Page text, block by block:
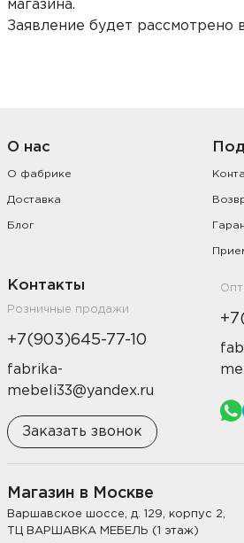
магазина.
Заявление будет рассмотрено
О нас
О фабрике
Доставка
Блог
Контакты
Розничные продажи
+7(903)645-77-10
fabrika-
mebeli33@yandex.ru
Заказать звонок
Магазин в Москве
Варшавское шоссе, д. 129, корпус 2,
ТЦ ВАРШАВКА МЕБЕЛЬ (1 этаж)